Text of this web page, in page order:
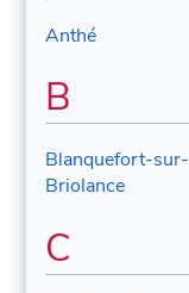
Anthé
B
Blanquefort-sur-
Briolance
C